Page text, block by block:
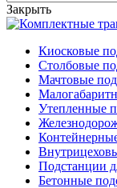
Закрыть
Киосковые
Столбовые
Мачтовые
Утепленные
Подстанции
Бетонные